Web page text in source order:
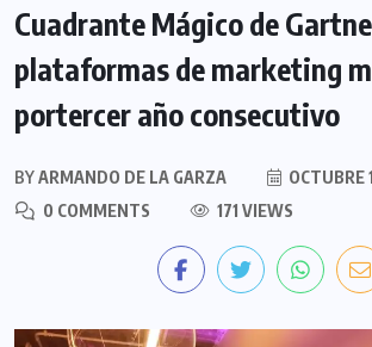
Cuadrante Mágico de
plataformas de marketing
portercer año consecutivo
BYARMANDO DE LA GARZA
OCTUBRE
0 COMMENTS
171 VIEWS